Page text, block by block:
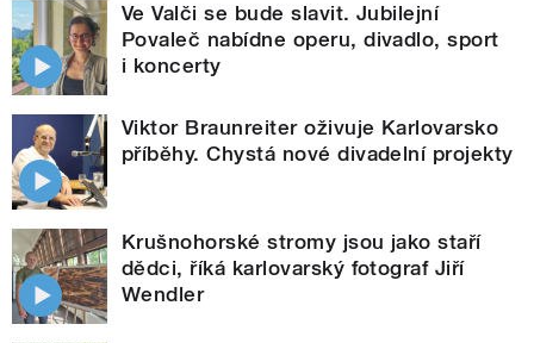
Ve Valči se bude slavit. Jubilejní
Povaleč nabídne operu, divadlo, sport
i koncerty
Viktor Braunreiter oživuje Karlovarsko
příběhy. Chystá nové divadelní projekty
Krušnohorské stromy jsou jako staří
dědci, říká karlovarský fotograf Jiří
Wendler